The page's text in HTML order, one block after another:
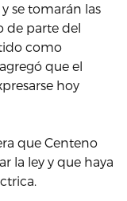
se tomarán las
de parte del
como
que el
hoy
que Centeno
la ley y que haya